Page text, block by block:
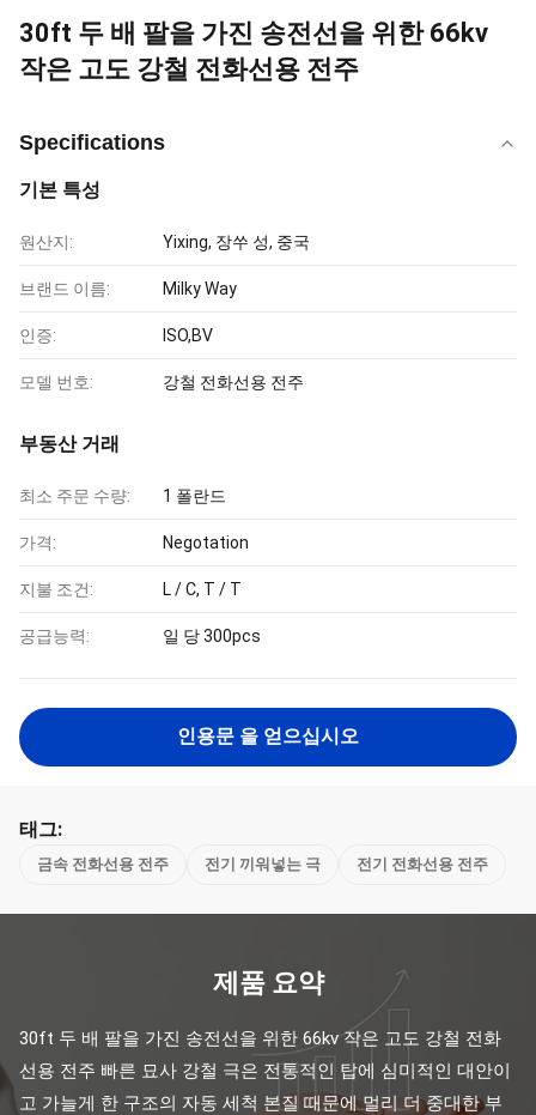
30ft 두 배 팔을 가진 송전선을 위한 66kv
작은 고도 강철 전화선용 전주
Specifications
기본 특성
원산지: Yixing, 장쑤 성, 중국
브랜드 이름: Milky Way
인증: ISO,BV
모델 번호: 강철 전화선용 전주
부동산 거래
최소 주문 수량: 1 폴란드
가격: Negotation
지불 조건: L / C, T / T
공급능력: 일 당 300pcs
인용문 을 얻으십시오
태그:
금속 전화선용 전주 전기 끼워넣는 극 전기 전화선용 전주
제품 요약
30ft 두 배 팔을 가진 송전선을 위한 66kv 작은 고도 강철 전화
선용 전주 빠른 묘사 강철 극은 전통적인 탑에 심미적인 대안이
고 가늘게 한 구조의 자동 세척 본질 때문에 멀리 더 중대한 부